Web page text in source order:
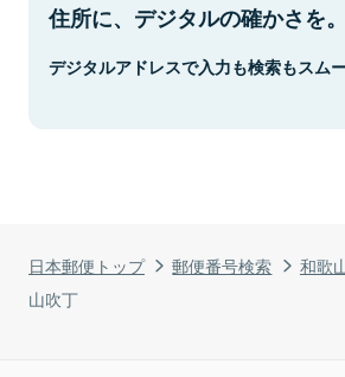
日本郵便トップ 郵便番号検索 和歌
山吹丁
住所に、デジタルの確かさを。
デジタルアドレスで入力も検索もスムー